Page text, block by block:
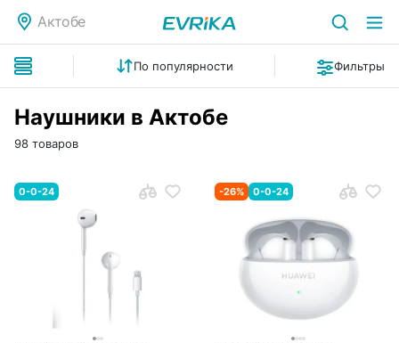
Актобе
По популярности Фильтры
Наушники в Актобе
98 товаров
0-0-24 -26% 0-0-24